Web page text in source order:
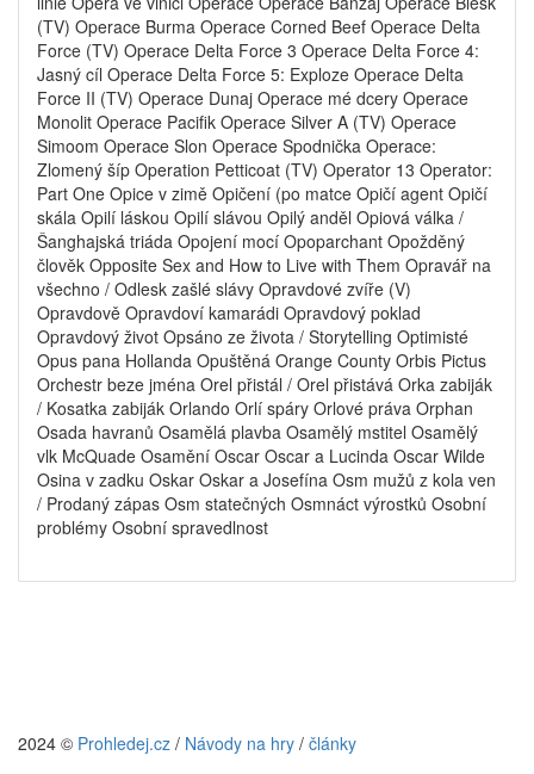
(TV) Operace Burma Operace Corned Beef Operace Delta
Force (TV) Operace Delta Force 3 Operace Delta Force 4:
Jasný cíl Operace Delta Force 5: Exploze Operace Delta
Force II (TV) Operace Dunaj Operace mé dcery Operace
Monolit Operace Pacifik Operace Silver A (TV) Operace
Simoom Operace Slon Operace Spodnička Operace:
Zlomený šíp Operation Petticoat (TV) Operator 13 Operator:
Part One Opice v zimě Opičení (po matce Opičí agent Opičí
skála Opilí láskou Opilí slávou Opilý anděl Opiová válka /
Šanghajská triáda Opojení mocí Opoparchant Opožděný
člověk Opposite Sex and How to Live with Them Opravář na
všechno / Odlesk zašlé slávy Opravdové zvíře (V)
Opravdově Opravdoví kamarádi Opravdový poklad
Opravdový život Opsáno ze života / Storytelling Optimisté
Opus pana Hollanda Opuštěná Orange County Orbis Pictus
Orchestr beze jména Orel přistál / Orel přistává Orka zabiják
/ Kosatka zabiják Orlando Orlí spáry Orlové práva Orphan
Osada havranů Osamělá plavba Osamělý mstitel Osamělý
vlk McQuade Osamění Oscar Oscar a Lucinda Oscar Wilde
Osina v zadku Oskar Oskar a Josefína Osm mužů z kola ven
/ Prodaný zápas Osm statečných Osmnáct výrostků Osobní
problémy Osobní spravedlnost
2024 © Prohledej.cz / Návody na hry / články